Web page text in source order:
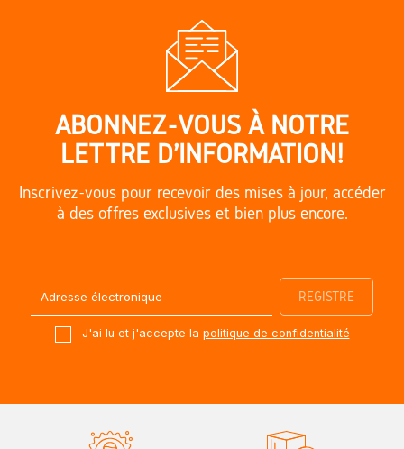
ABONNEZ-VOUS À NOTRE
LETTRE D'INFORMATION!
Inscrivez-vous pour recevoir des mises à jour, accéder
à des offres exclusives et bien plus encore.
J'ai lu et j'accepte la politique de confidentialité